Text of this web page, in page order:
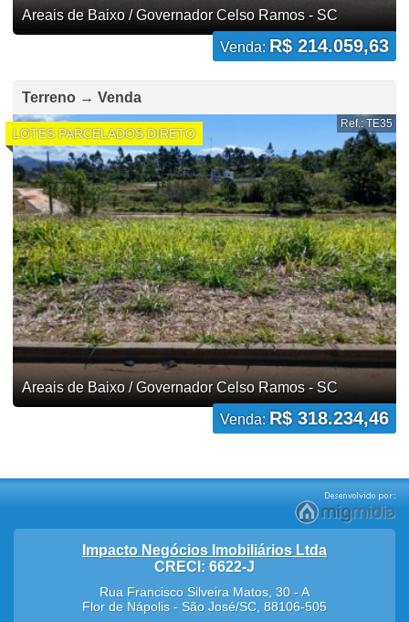
Areais de Baixo / Governador Celso Ramos - SC
Venda: R$ 214.059,63
Terreno → Venda
LOTES PARCELADOS DIRETO
Ref.: TE35
Areais de Baixo / Governador Celso Ramos - SC
Venda: R$ 318.234,46
Impacto Negócios Imobiliários Ltda
CRECI: 6622-J
Rua Francisco Silveira Matos, 30 - A
Flor de Nápolis - São José/SC 88106-505